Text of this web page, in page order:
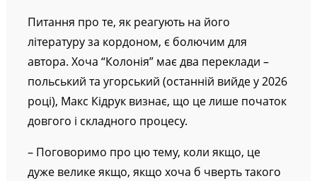
Питання про те, як реагують на його
літературу за кордоном, є болючим для
автора. Хоча “Колонія” має два переклади –
польський та угорський (останній вийде у 2026
році), Макс Кідрук визнає, що це лише початок
довгого і складного процесу.
– Поговоримо про цю тему, коли якщо, це
дуже велике якщо, якщо хоча б чверть такого